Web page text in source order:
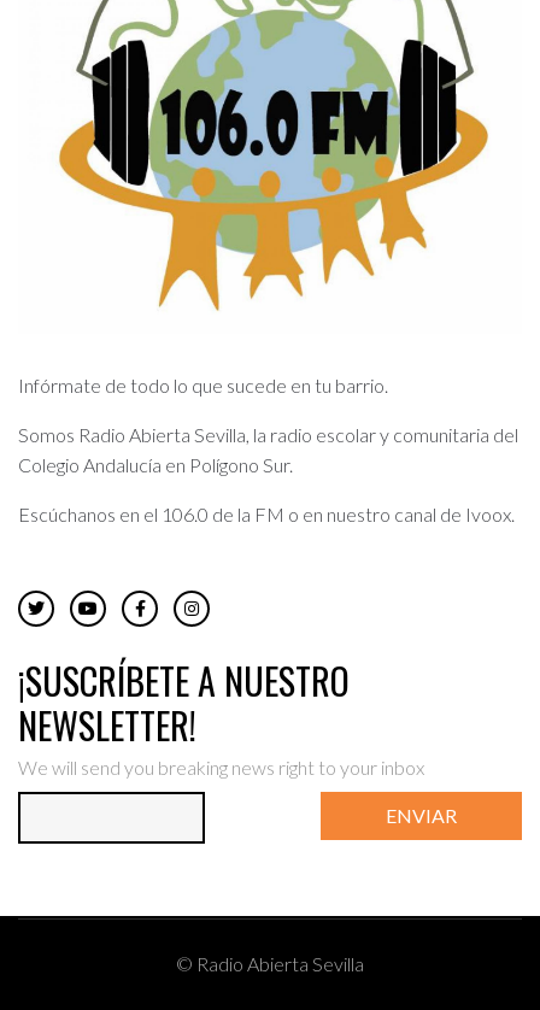
Infórmate de todo lo que sucede en tu barrio.
Somos Radio Abierta Sevilla, la radio escolar y comunitaria del
Colegio Andalucía en Polígono Sur.
Escúchanos en el 106.0 de la FM o en nuestro canal de Ivoox.
¡SUSCRÍBETE A NUESTRO
NEWSLETTER!
We will send you breaking news right to your inbox
ENVIAR
© Radio Abierta Sevilla